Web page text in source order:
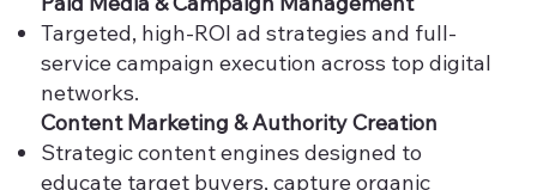
Targeted, high-ROI ad strategies and full-
service campaign execution across top digital
networks.
Content Marketing & Authority Creation
Strategic content engines designed to
educate target buyers, capture organic